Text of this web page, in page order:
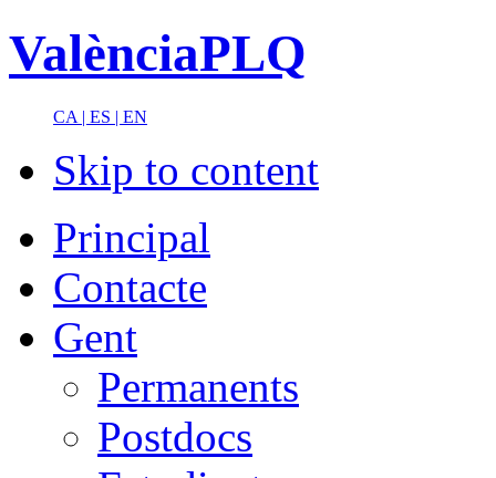
ValènciaPLQ
CA | ES | EN
Skip to content
Principal
Contacte
Gent
Permanents
Postdocs